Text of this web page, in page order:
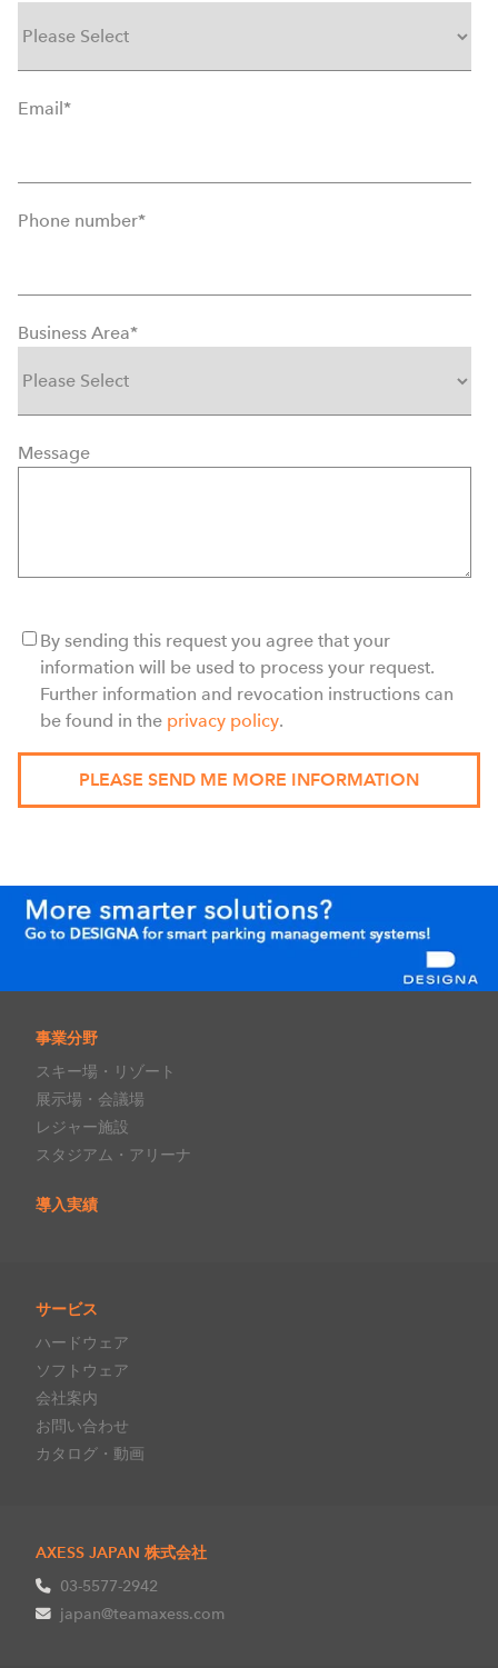
Email*
Phone number*
Business Area*
Message
By sending this request you agree that your
information will be used to process your request.
Further information and revocation instructions can
be found in the privacy policy.
事業分野
スキー場・リゾート
展示場・会議場
レジャー施設
スタジアム・アリーナ
導入実績
サービス
ハードウェア
ソフトウェア
会社案内
お問い合わせ
カタログ・動画
AXESS JAPAN 株式会社
03-5577-2942
japan@teamaxess.com